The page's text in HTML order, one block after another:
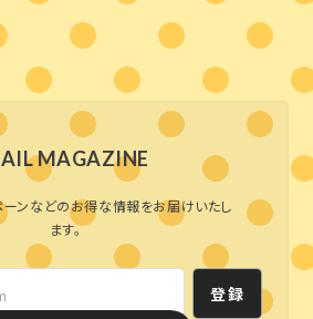
MAGAZINE
ンなどのお得な情報をお届けいたし
ます。
登録